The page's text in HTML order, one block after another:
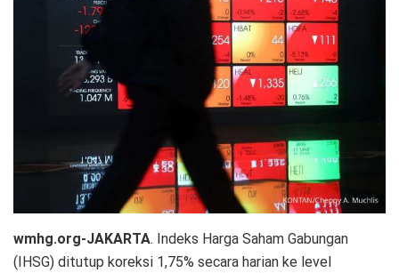
wmhg.org-JAKARTA. Indeks Harga Saham Gabungan
(IHSG) ditutup koreksi 1,75% secara harian ke level